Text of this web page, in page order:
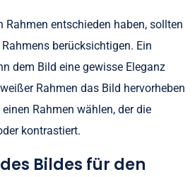
Rahmen entschieden haben, sollten
berücksichtigen. Ein
dem Bild eine gewisse Eleganz
Rahmen das Bild hervorheben
Rahmen wählen, der die
kontrastiert.
Bildes für den